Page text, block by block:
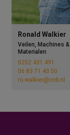
Ronald Walkier
Veilen, Machines &
Materialen
0252 431 491
06 83 71 43 50
ro.walkier@cnb.nl